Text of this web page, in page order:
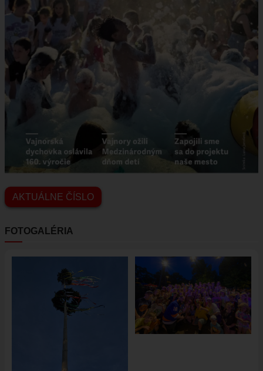
AKTUÁLNE ČÍSLO
FOTOGALÉRIA
Image